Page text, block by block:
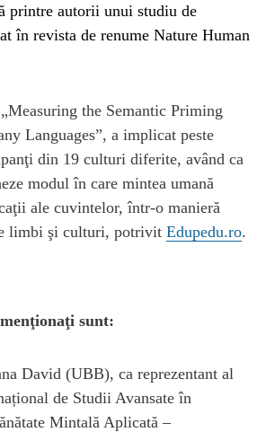
printre autorii unui studiu de
în revista de renume Nature Human
the Semantic Priming
Languages”, a implicat peste
din 19 culturi diferite, având ca
modul în care mintea umană
ale cuvintelor, într‑o manieră
limbi şi culturi, potrivit Edupedu.ro.
sunt:
David (UBB), ca reprezentant al
de Studii Avansate în
Mintală Aplicată –